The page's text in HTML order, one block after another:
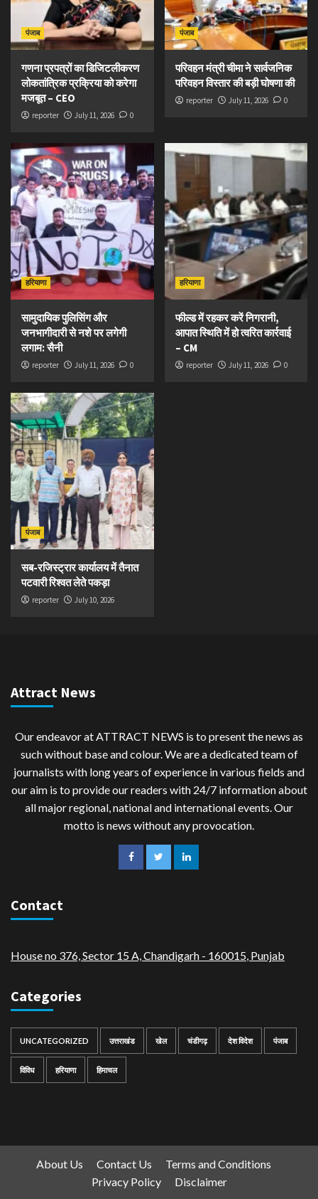
पंजाब
गणना प्रपत्रों का डिजिटलीकरण
लोकतांत्रिक प्रक्रिया को करेगा
मजबूत – CEO
reporter July 11, 2026 0
पंजाब
परिवहन मंत्री चीमा ने सार्वजनिक
परिवहन विस्तार की बड़ी घोषणा की
reporter July 11, 2026 0
हरियाणा
सामुदायिक पुलिसिंग और
जनभागीदारी से नशे पर लगेगी
लगाम: सैनी
reporter July 11, 2026 0
हरियाणा
फील्ड में रहकर करें निगरानी,
आपात स्थिति में हो त्वरित कार्रवाई
– CM
reporter July 11, 2026 0
पंजाब
सब-रजिस्ट्रार कार्यालय में तैनात
पटवारी रिश्वत लेते पकड़ा
reporter July 10, 2026
Attract News
Our endeavor at ATTRACT NEWS is to present the news as
such without base and colour. We are a dedicated team of
journalists with long years of experience in various fields and
our aim is to provide our readers with 24/7 information about
all major regional, national and international events. Our
motto is news without any provocation.
Contact
House no 376, Sector 15 A, Chandigarh - 160015 Punjab
Categories
UNCATEGORIZED उत्तराखंड खेल चंडीगढ़ देश विदेश पंजाब
विविध हरियाणा हिमाचल
About Us Contact Us
Terms and Conditions
Privacy Policy
Disclaimer